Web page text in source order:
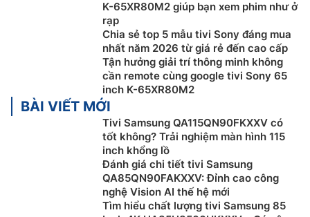
Công nghệ hình ảnh trên google tivi Sony
OLED 4K K-65XR80M2
Công nghệ độc đáo và QD-OLED của Sony hòa quyện
vẻ đẹp của độ tương phản với nét rực rỡ của màu sắc.
Sắc đen sâu thẳm kết hợp cùng màu sắc rực rỡ để
bao phủ màn hình với chi tiết sống động, khiến mọi
cảnh phim đều trở nên cực kỳ rõ nét và chân thực.
K-65XR80M2 giúp bạn xem phim như ở
rạp
Chia sẻ top 5 mẫu tivi Sony đáng mua
nhất năm 2026 từ giá rẻ đến cao cấp
Tận hưởng giải trí thông minh không
cần remote cùng google tivi Sony 65
inch K-65XR80M2
BÀI VIẾT MỚI
Tivi Samsung QA115QN90FKXXV có
tốt không? Trải nghiệm màn hình 115
inch khổng lồ
Đánh giá chi tiết tivi Samsung
QA85QN90FAKXXV: Đỉnh cao công
nghệ Vision AI thế hệ mới
Tìm hiểu chất lượng tivi Samsung 85